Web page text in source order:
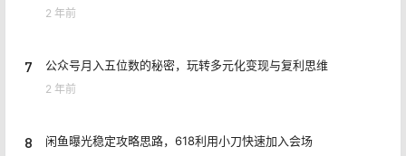
2 年前
7 公众号月入五位数的秘密，玩转多元化变现与复利思维
2 年前
8 闲鱼曝光稳定攻略思路，618利用小刀快速加入会场